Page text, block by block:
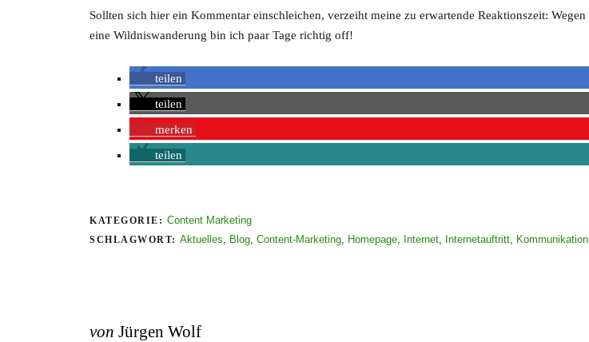
Sollten sich hier ein Kommentar einschleichen, verzeiht meine zu erwartende Reaktionszeit: Wegen
eine Wildniswanderung bin ich paar Tage richtig off!
teilen
teilen
merken
teilen
KATEGORIE: Content Marketing
SCHLAGWORT: Aktuelles, Blog, Content-Marketing, Homepage, Internet, Internetauftritt, Kommunikation
von Jürgen Wolf